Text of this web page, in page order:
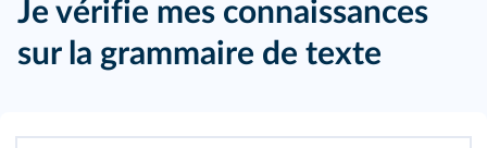
Je vérifie mes connaissances
sur la grammaire de texte